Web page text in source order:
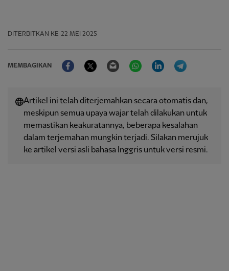
DITERBITKAN KE-22 MEI 2025
MEMBAGIKAN
FacebookTwitter Email WhatsAppLinkedIn
Artikel ini telah diterjemahkan secara otomatis dan,
meskipun semua upaya wajar telah dilakukan untuk
memastikan keakuratannya, beberapa kesalahan
dalam terjemahan mungkin terjadi. Silakan merujuk
ke artikel versi asli bahasa Inggris untuk versi resmi.